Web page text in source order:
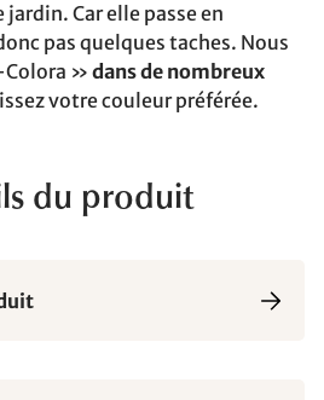
Car elle passe en
pas quelques taches. Nous
»dans de nombreux
votre couleur préférée.
du produit